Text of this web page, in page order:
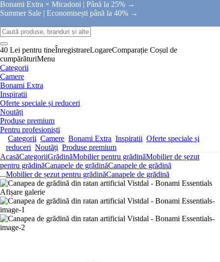
Bonami Extra × Micadoni | Până la 25% →
Summer Sale | Economisești până la 40% →
40 Lei pentru tineÎnregistrareLogareComparație Coșul de
cumpărăturiMenu
Categorii
Camere
Bonami Extra
Inspiratii
Oferte speciale și reduceri
Noutăți
Produse premium
Pentru profesioniști
Categorii Camere Bonami Extra Inspiratii Oferte speciale și
reduceri Noutăți Produse premium
AcasăCategoriiGrădinăMobilier pentru grădinăMobilier de șezut
pentru grădinăCanapele de grădinăCanapele de grădină
...Mobilier de șezut pentru grădinăCanapele de grădină
Afișare galerie